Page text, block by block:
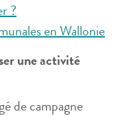
?
en Wallonie
une activité
de campagne